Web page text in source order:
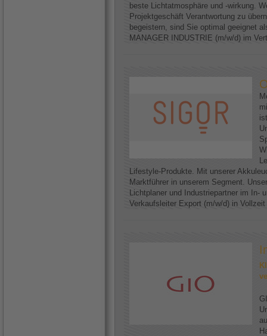
beste Lichtatmosphäre und -wirkung.
Projektgeschäft Verantwortung zu
begeistern, sind Sie optimal geeignet
MANAGER INDUSTRIE (m/w/d) im
Lifestyle-Produkte. Mit unserer
Marktführer in unserem Segment.
Lichtplaner und Industriepartner im In-
Verkaufsleiter Export (m/w/d) in